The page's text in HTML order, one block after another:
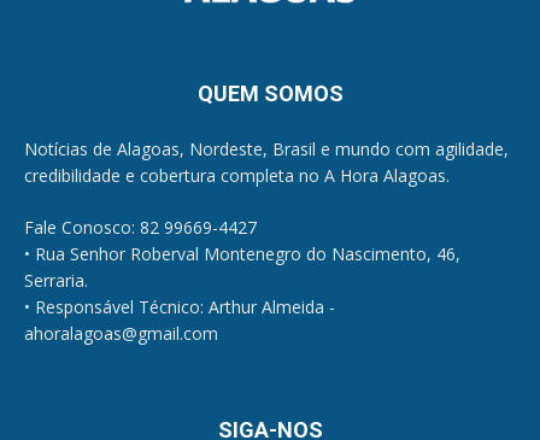
QUEM SOMOS
Notícias de Alagoas, Nordeste, Brasil e mundo com agilidade,
credibilidade e cobertura completa no A Hora Alagoas.
Fale Conosco: 82 99669-4427
• Rua Senhor Roberval Montenegro do Nascimento, 46,
Serraria.
• Responsável Técnico: Arthur Almeida -
ahoralagoas@gmail.com
SIGA-NOS